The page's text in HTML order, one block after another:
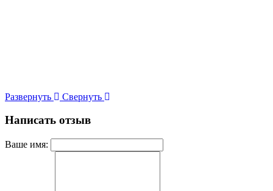
Развернуть Свернуть
Написать отзыв
Ваше имя: